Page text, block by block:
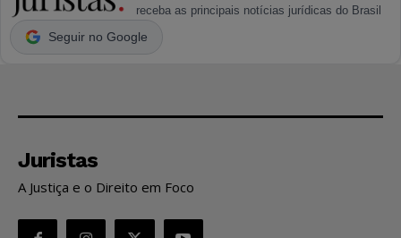
receba as principais notícias jurídicas do Brasil
Seguir no Google
Juristas
A Justiça e o Direito em Foco